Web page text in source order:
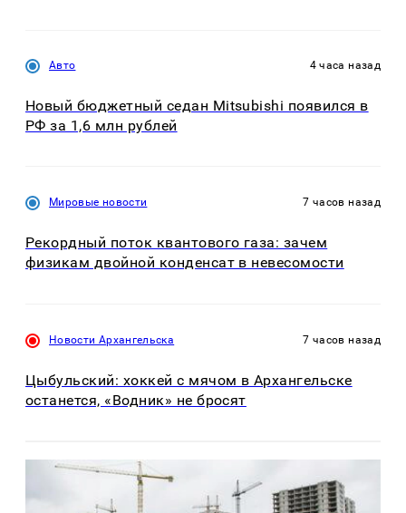
Авто 4 часа назад
Новый бюджетный седан Mitsubishi появился в
РФ за 1,6 млн рублей
Мировые новости 7 часов назад
Рекордный поток квантового газа: зачем
физикам двойной конденсат в невесомости
Новости Архангельска 7 часов назад
Цыбульский: хоккей с мячом в Архангельске
останется, «Водник» не бросят